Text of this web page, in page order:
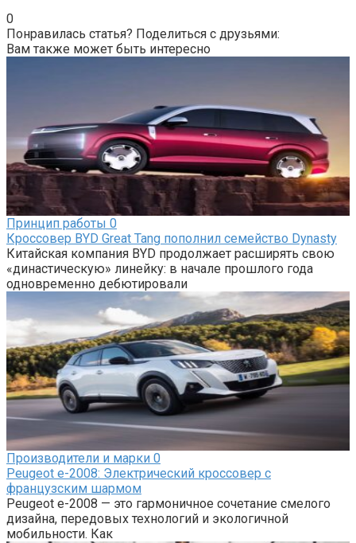
0
Понравилась статья? Поделиться с друзьями:
Вам также может быть интересно
Принцип работы 0
Кроссовер BYD Great Tang пополнил семейство Dynasty
Китайская компания BYD продолжает расширять свою
«династическую» линейку: в начале прошлого года
одновременно дебютировали
Производители и марки 0
Peugeot e-2008: Электрический кроссовер с
французским шармом
Peugeot e-2008 — это гармоничное сочетание смелого
дизайна, передовых технологий и экологичной
мобильности. Как